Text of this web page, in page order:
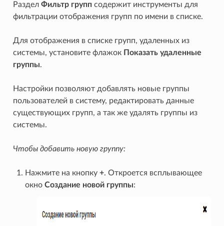
Раздел Фильтр группсодержит инструменты для
фильтрации отображения групп по имени в списке.
Для отображения в списке групп, удаленных из
системы, установите флажок Показать удаленные
группы.
Настройки позволяют добавлять новые группы
пользователей в систему, редактировать данные
существующих групп, а так же удалять группы из
системы.
Чтобы добавить новую группу:
Нажмите на кнопку +. Откроется всплывающее
окно Создание новой группы: